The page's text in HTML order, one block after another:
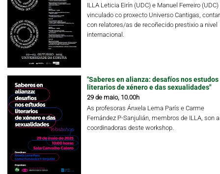
ILLA Leticia Eirín (UDC) e Manuel Ferreiro (UDC)
vinculado co proxecto Universo Cantigas,
con relatores/as de recoñecido prestixio a nivel
internacional.
"Saberes en alianza: desafíos nos estudos
literarios de xénero e das sexualidades"
29 de maio, 10.00h
As profesoras Ánxela Lema París e Carme
Fernández P-Sanjulián, membros de ILLA, son
coordinadoras deste workshop.